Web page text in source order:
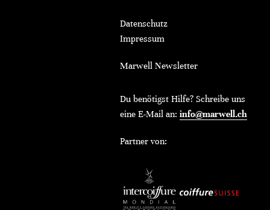
Datenschutz
Impressum
Marwell Newsletter
Du benötigst Hilfe? Schreibe uns
eine E-Mail an: info@marwell.ch
Partner von: